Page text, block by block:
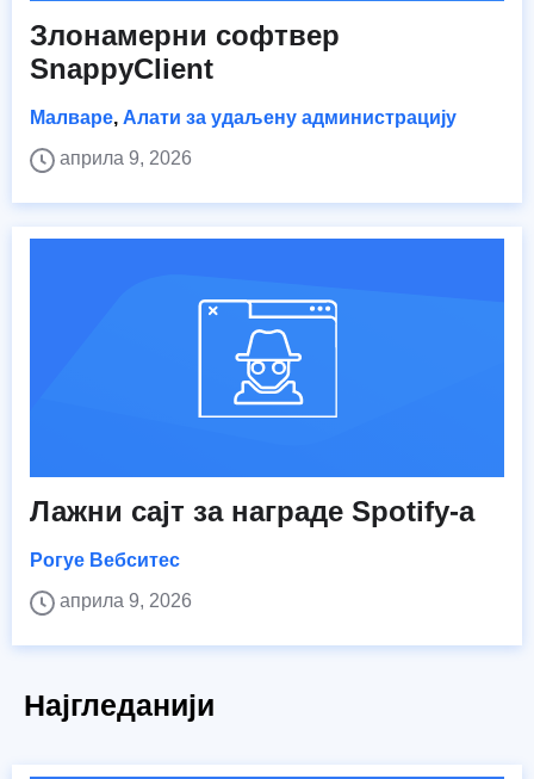
Злонамерни софтвер
SnappyClient
Малваре, Алати за удаљену администрацију
априла 9, 2026
Лажни сајт за награде Spotify-а
Рогуе Вебситес
априла 9, 2026
Најгледанији